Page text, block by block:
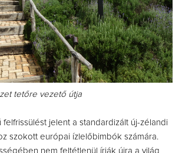
tetőre vezető útja
jelent a standardizált új-zélandi
szokott európai ízlelőbimbók számára.
nem feltétlenül írják újra a világ